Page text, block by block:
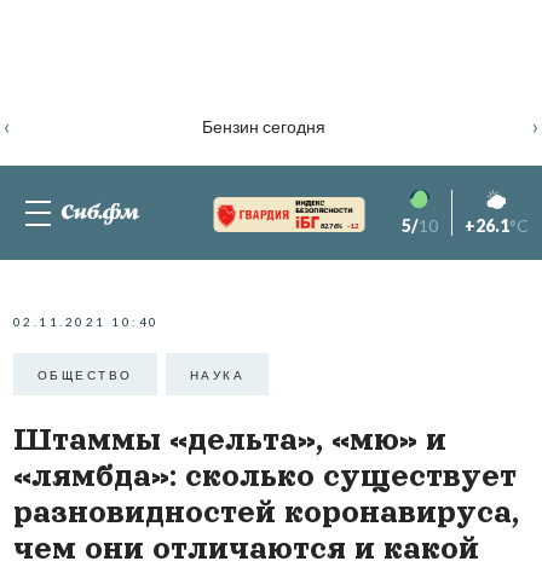
Бензин сегодня
‹ ›
82.76% -1.2 5/10 +26.1°C
02.11.2021 10:40
ОБЩЕСТВО НАУКА
Штаммы «дельта», «мю» и
«лямбда»: сколько существует
разновидностей коронавируса,
чем они отличаются и какой